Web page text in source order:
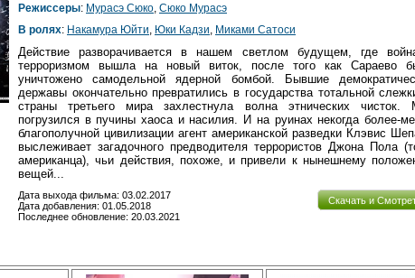
Режиссеры: Мурасэ Сюко Сюко Мурасэ
В ролях: Накамура Юйти Юки Кадзи Миками Сатоси
Действие разворачивается в нашем светлом будущем, где
терроризмом вышла на новый виток, после того как Сараево
уничтожено самодельной ядерной бомбой. Бывшие
державы окончательно превратились в государства тотальной
страны третьего мира захлестнула волна этнических чисток.
погрузился в пучины хаоса и насилия. И на руинах некогда более-
благополучной цивилизации агент американской разведки Клэвис
выслеживает загадочного предводителя террористов Джона Пола
американца), чьи действия, похоже, и привели к нынешнему
вещей...
Скачать и
Дата выхода фильма: 03.02.2017
Дата добавления: 01.05.2018
Последнее обновление: 20.03.2021